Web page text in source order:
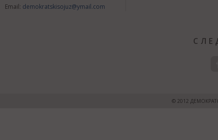
Email: demokratskisojuz@ymail.com
© 2012